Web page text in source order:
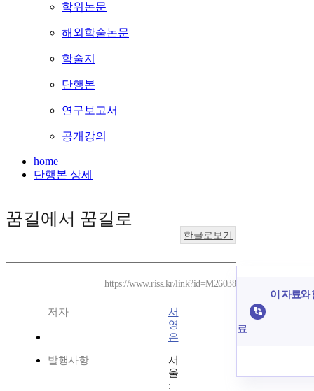
학위논문
해외학술논문
학술지
단행본
연구보고서
공개강의
home
단행본 상세
꿈길에서 꿈길로
한글로보기
https://www.riss.kr/link?id=M26038
저자
서
영
은
발행사항
서
울
:
이 자료와
료